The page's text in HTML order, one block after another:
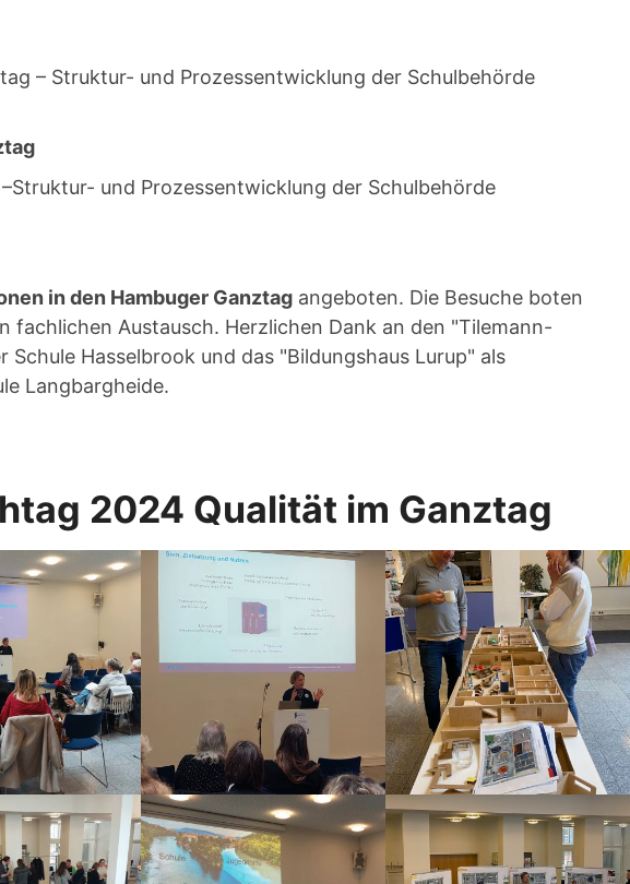
– Struktur- und Prozessentwicklung der Schulbehörde
und Prozessentwicklung der Schulbehörde
in den Hambuger Ganztag angeboten. Die Besuche boten
fachlichen Austausch. Herzlichen Dank an den "Tilemann-
Hasselbrook und das "Bildungshaus Lurup" als
Langbargheide.
2024 Qualität im Ganztag